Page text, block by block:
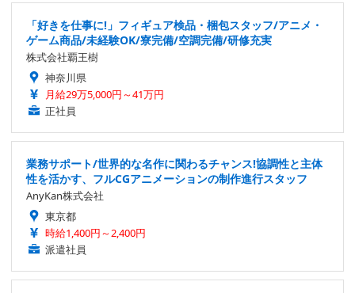
「好きを仕事に!」フィギュア検品・梱包スタッフ/アニメ・
ゲーム商品/未経験OK/寮完備/空調完備/研修充実
株式会社覇王樹
神奈川県
月給29万5,000円～41万円
正社員
業務サポート/世界的な名作に関わるチャンス!協調性と主体
性を活かす、フルCGアニメーションの制作進行スタッフ
AnyKan株式会社
東京都
時給1,400円～2,400円
派遣社員